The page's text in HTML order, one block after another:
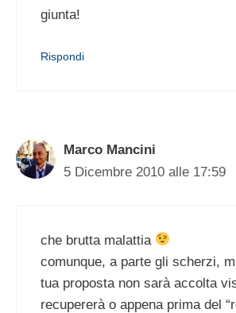
giunta!
Rispondi
Marco Mancini
5 Dicembre 2010 alle 17:59
che brutta malattia
comunque, a parte gli scherzi,
tua proposta non sarà accolta
recupererà o appena prima del